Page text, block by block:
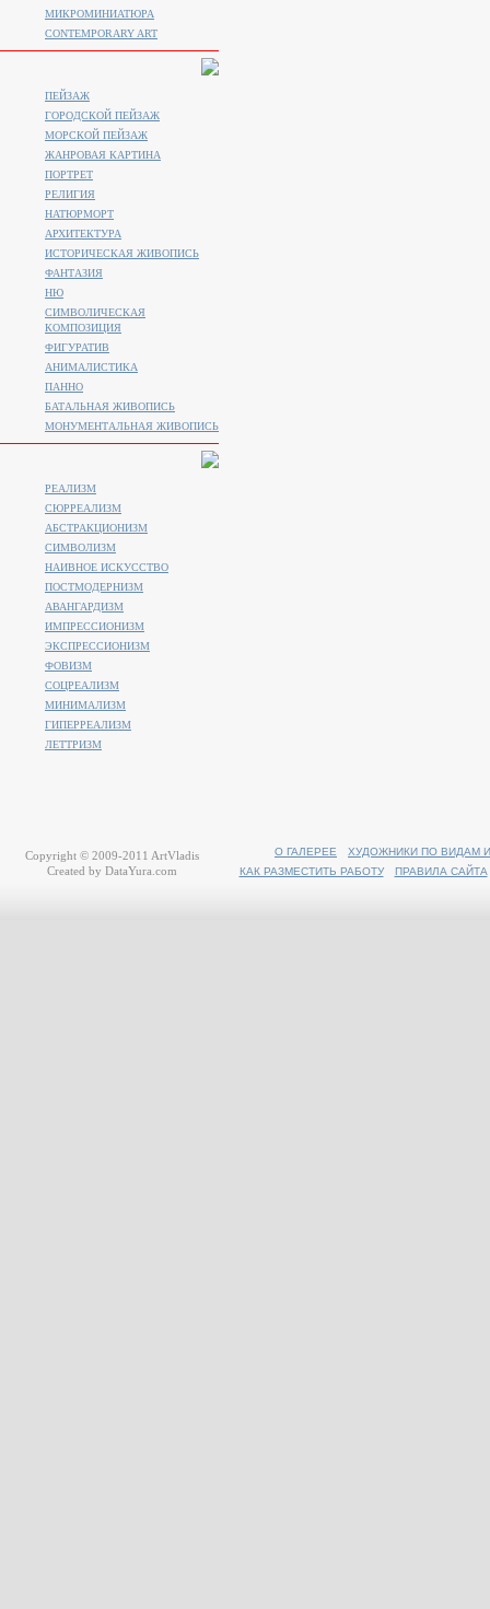
МИКРОМИНИАТЮРА
CONTEMPORARY ART
ПЕЙЗАЖ
ГОРОДСКОЙ ПЕЙЗАЖ
МОРСКОЙ ПЕЙЗАЖ
ЖАНРОВАЯ КАРТИНА
ПОРТРЕТ
РЕЛИГИЯ
НАТЮРМОРТ
АРХИТЕКТУРА
ИСТОРИЧЕСКАЯ ЖИВОПИСЬ
ФАНТАЗИЯ
НЮ
СИМВОЛИЧЕСКАЯ
КОМПОЗИЦИЯ
ФИГУРАТИВ
АНИМАЛИСТИКA
ПАННО
БАТАЛЬНАЯ ЖИВОПИСЬ
МОНУМЕНТАЛЬНАЯ ЖИВОПИСЬ
РЕАЛИЗМ
СЮРРЕАЛИЗМ
АБСТРАКЦИОНИЗМ
СИМВОЛИЗМ
НАИВНОЕ ИСКУССТВО
ПОСТМОДЕРНИЗМ
АВАНГАРДИЗМ
ИМПРЕССИОНИЗМ
ЭКСПРЕССИОНИЗМ
ФОВИЗМ
СОЦРЕАЛИЗМ
МИНИМАЛИЗМ
ГИПЕРРЕАЛИЗМ
ЛЕТТРИЗМ
О ГАЛЕРЕЕ
ХУДОЖНИКИ ПО ВИДАМ
КАК РАЗМЕСТИТЬ РАБОТУ
ПРАВИЛА САЙТА
Copyright © 2009-2011 ArtVladis
Created by DataYura.com